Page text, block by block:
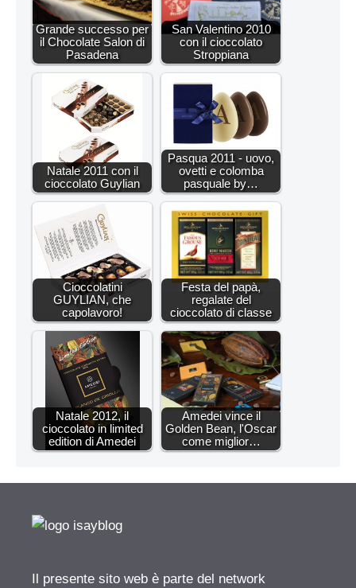
Grande successo per
il Chocolate Salon di
Pasadena
San Valentino 2010
con il cioccolato
Stroppiana
Natale 2011 con il
cioccolato Guylian
Pasqua 2011 - uovo,
ovetti e colomba
pasquale by…
Cioccolatini
GUYLIAN, che
capolavoro!
Festa del papà,
regalate del
cioccolato di classe
Natale 2012, il
cioccolato in limited
edition di Amedei
Amedei vince il
Golden Bean, l'Oscar
come miglior…
Il presente sito web è parte del network